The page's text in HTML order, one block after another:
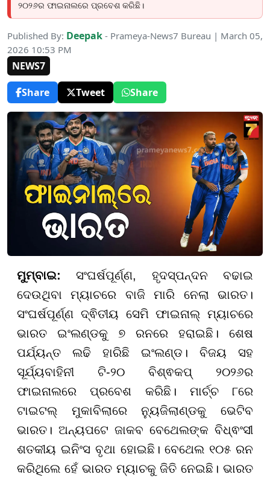
୨୦୨୬ର ଫାଇନାଲରେ ପ୍ରବେଶ କରିଛି।
Published By: Deepak - Prameya-News7 Bureau | March 05,
2026 10:53 PM
NEWS7
Share
Tweet Share
ମୁମ୍ବାଇ: ସଂଘର୍ଷପୂର୍ଣ୍ଣ, ହୃଦସ୍ପନ୍ଦନ ବଢାଇ
ଦେଉଥିବା ମ୍ୟାଚରେ ବାଜି ମାରି ନେଲା ଭାରତ।
ସଂଘର୍ଷପୂର୍ଣ୍ଣ ଦ୍ଵିତୀୟ ସେମି ଫାଇନାଲ୍ ମ୍ୟାଚରେ
ଭାରତ ଇଂଲଣ୍ଡକୁ ୭ ରନରେ ହରାଇଛି। ଶେଷ
ପର୍ଯ୍ୟନ୍ତ ଲଢି ହାରିଛି ଇଂଲଣ୍ଡ। ବିଜୟ ସହ
ସୂର୍ଯ୍ୟବାହିନୀ ଟି-୨୦ ବିଶ୍ଵକପ୍ ୨୦୨୬ର
ଫାଇନାଲରେ ପ୍ରବେଶ କରିଛି। ମାର୍ଚ୍ଚ ୮ରେ
ଟାଇଟଲ୍ ମୁକାବିଲାରେ ନ୍ୟୁଜିଲାଣ୍ଡକୁ ଭେଟିବ
ଭାରତ। ଅନ୍ୟପଟେ ଜାକବ ବେଥେଲଙ୍କ ବିଧ୍ଵଂସୀ
ଶତକୀୟ ଇନିଂସ ବୃଥା ହୋଇଛି। ବେଥେଲ ୧୦୫ ରନ
କରିଥିଲେ ହେଁ ଭାରତ ମ୍ୟାଚକୁ ଜିତି ନେଇଛି। ଭାରତ